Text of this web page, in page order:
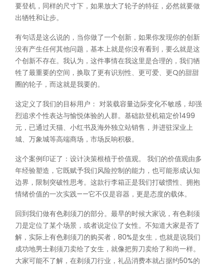
要登机，同样的尺寸下，如果放大了轮子的特征，必然就要做
出牺牲和让步。
有句话是这么说的，当你做了一个创新，如果你发现你的创新
没有产生任何其他问题，基本上就是你没有看到，要么就是这
个创新不存在。我认为，这件事情在我这里是合理的，我们牺
牲了最重要的空间，换取了更有识别性、更可爱、更Q的甜甜
圈的轮子，而这就是我要的。
这定义了我们的目标用户： 对装载容量边际变化不敏感，却强
烈追求个性表达与愉悦体验的人群。基础款登机箱定价1499
元，已通过天猫、小红书及海外独立站销售，并进驻深业上
城、万象城等高端商场，市场反响积极。
这个案例印证了：设计决策根植于价值观。 我们的价值观由多
年经验塑造，它既赋予我们风险控制的能力，也可能形成认知
边界，限制突破性思考。这款行李箱正是我们打破惯性、拥抱
情绪价值的一次实践——它不仅是容器，更是态度的载体。
回到我们做有色剃须刀的部分。最早的时候大家说，有色剃须
刀是定位了某个场景，或者说定位了女性。不知道大家是否了
解，实际上有色剃须刀的购买者，80%是女生，也就是说我们
成功地男士剃须刀卖给了女生，就像把剪刀卖给了和尚一样。
大家可能不了解，在剃须刀行业，礼品消费本就占据约50%的